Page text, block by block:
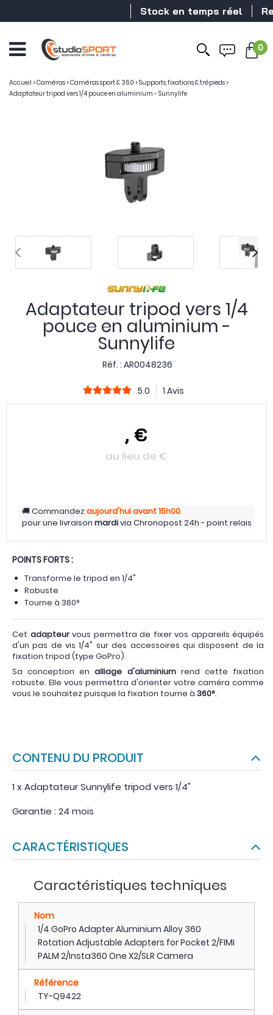
Stock en temps réel
0
Accueil >Caméras>Caméras sport & 360 >Supports, fixations & trépieds>
Adaptateur tripod vers 1/4 pouce en aluminium - Sunnylife
Adaptateur tripod vers 1/4
pouce en aluminium -
Sunnylife
Réf. : AR0048236
5.0 1 Avis
, €
au lieu de €
Commandezaujourd'huiavant 15h00
pour une livraison mardivia Chronopost 24h - point relais
POINTS FORTS :
Transforme le tripod en 1/4"
Robuste
Tourne à 360°
Cet adapteurvous permettra de fixer vos appareils équipés
d'un pas de vis 1/4" sur des accessoires qui disposent de la
fixation tripod (type GoPro).
Sa conception enalliage d'aluminiumrend cette fixation
robuste. Elle vous permettra d'orienter votre caméra comme
vous le souhaitez puisque la fixation tourne à 360°.
CONTENU DU PRODUIT
1 x Adaptateur Sunnylife tripod vers 1/4"
Garantie : 24 mois
CARACTÉRISTIQUES
Caractéristiques techniques
Nom
1/4 GoPro Adapter Aluminium Alloy 360
Rotation Adjustable Adapters for Pocket 2/FIMI
PALM 2/Insta360 One X2/SLR Camera
Référence
TY-Q9422